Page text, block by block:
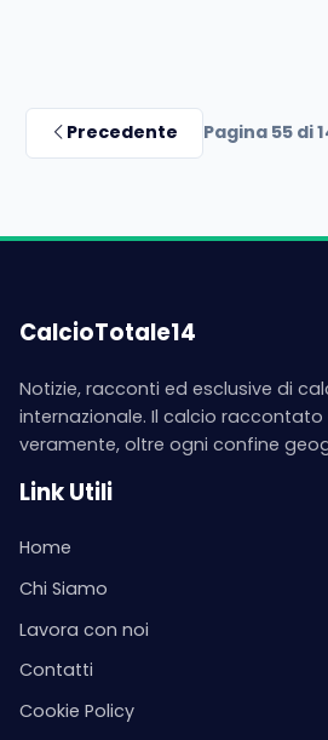
Precedente Pagina 55 di
CalcioTotale14
Notizie, racconti ed esclusive di
internazionale. Il calcio
veramente, oltre ogni confine
Link Utili
Home
Chi Siamo
Lavora con noi
Contatti
Cookie Policy